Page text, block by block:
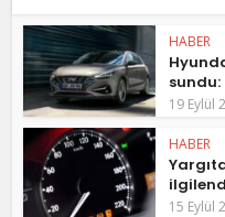
HABER
sundu:
19 Eylül
HABER
15 Eylül